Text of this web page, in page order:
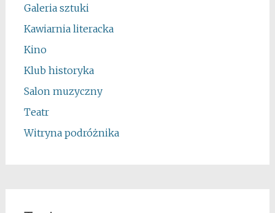
Galeria sztuki
Kawiarnia literacka
Kino
Klub historyka
Salon muzyczny
Teatr
Witryna podróżnika